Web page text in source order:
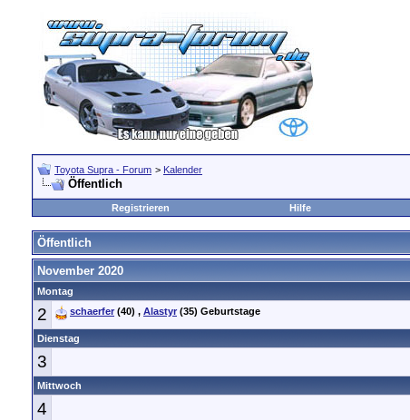
Toyota Supra - Forum > Kalender
Öffentlich
Registrieren
Hilfe
Öffentlich
November 2020
Montag
2 schaerfer (40) , Alastyr (35) Geburtstage
Dienstag
3
Mittwoch
4